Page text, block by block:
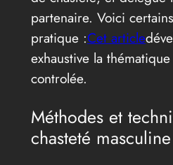
partenaire. Voici
pratique :Cet article
exhaustive la
controlée.
Méthodes et
chasteté